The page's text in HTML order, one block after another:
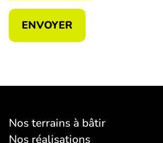
Nos terrains à bâtir
Nos réalisations